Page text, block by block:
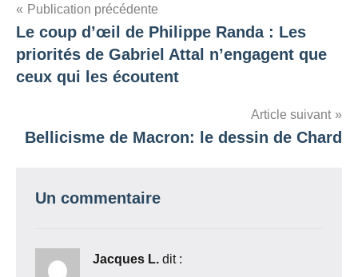
Navigation
de
l’article
Publication précédente
Le coup d’œil de Philippe Randa : Les
priorités de Gabriel Attal n’engagent que
ceux qui les écoutent
Article suivant
Bellicisme de Macron: le dessin de Chard
Un commentaire
Jacques L. dit :